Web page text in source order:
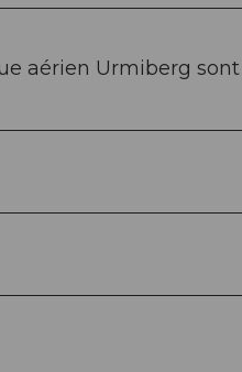
aérien Urmiberg